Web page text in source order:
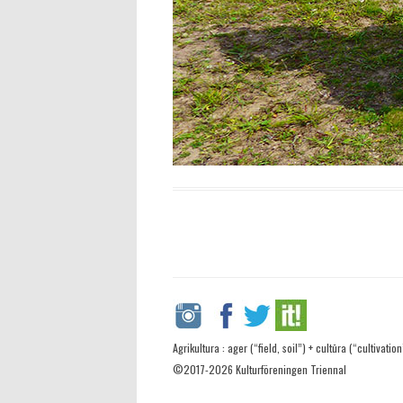
Agrikultura : ager (“field, soil”) + cultūra
©2017-2026 Kulturföreningen Triennal